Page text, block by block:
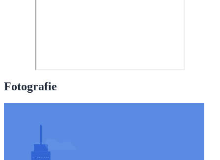
Fotografie